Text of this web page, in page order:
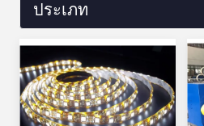
ประเภท